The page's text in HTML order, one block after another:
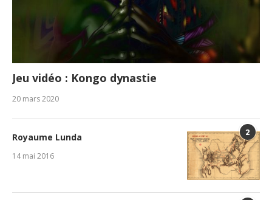
Jeu vidéo : Kongo dynastie
20 mars 2020
2
Royaume Lunda
14 mai 2016